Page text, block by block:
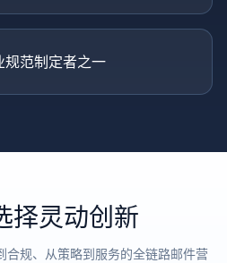
规范制定者之一
择灵动创新
合规、从策略到服务的全链路邮件营